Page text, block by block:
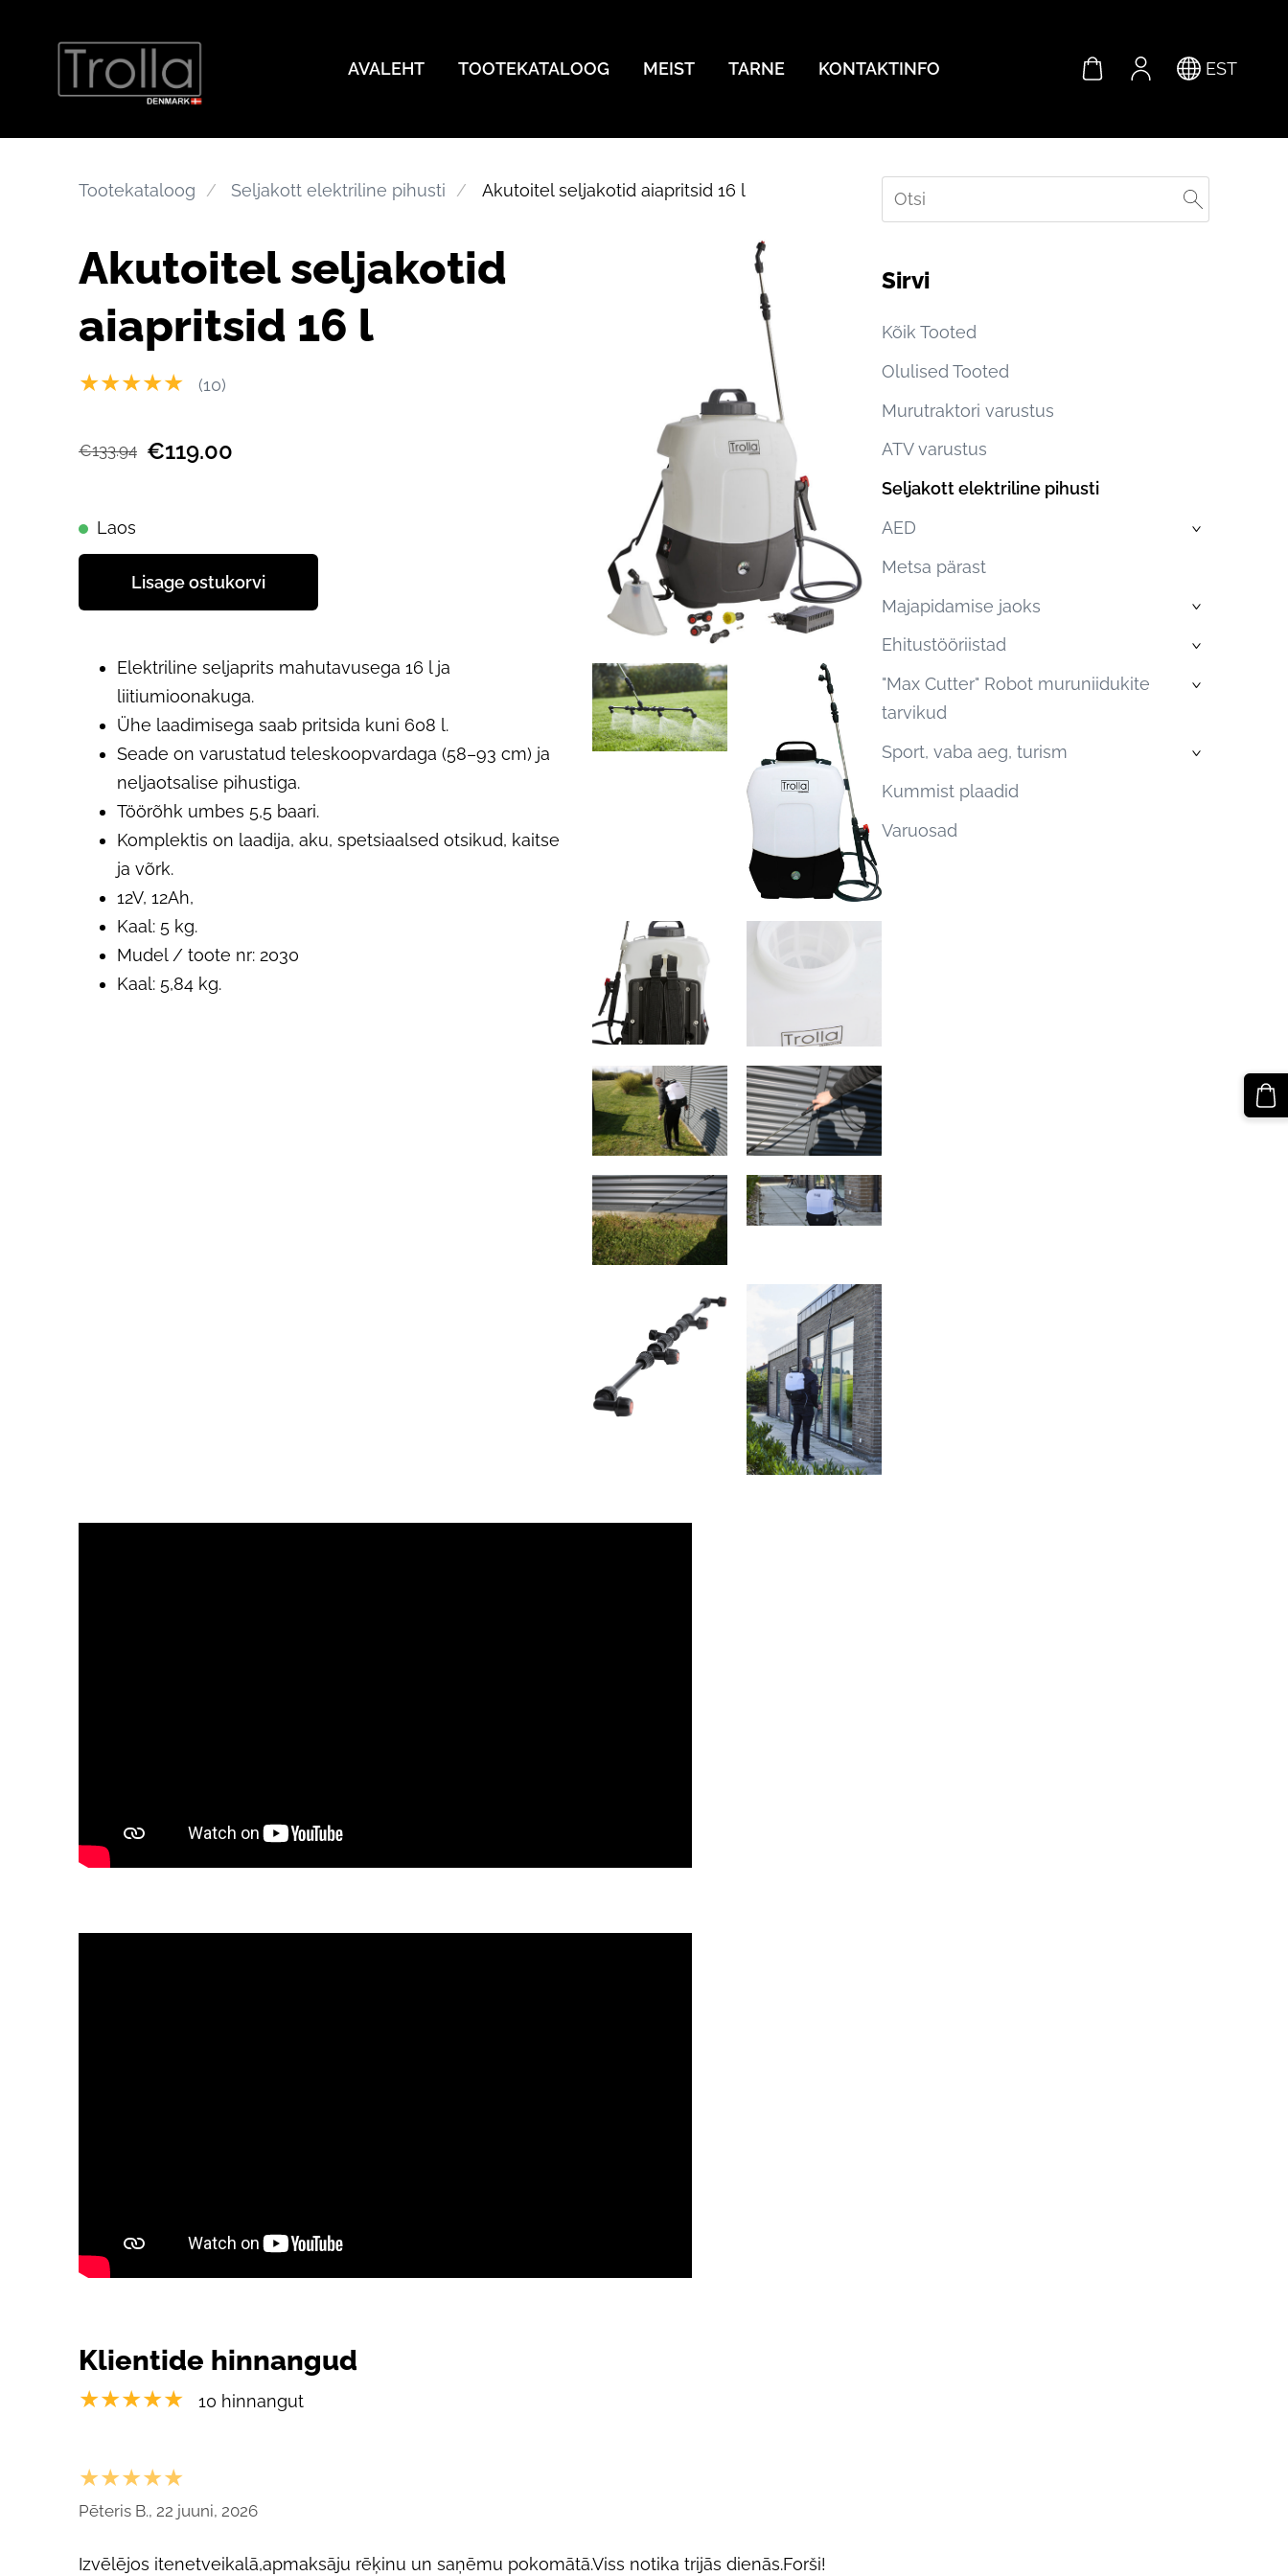
AVALEHT TOOTEKATALOOG MEIST TARNE KONTAKTINFO EST
Sirvi
Kõik Tooted
Olulised Tooted
Murutraktori varustus
ATV varustus
Seljakott elektriline pihusti
AED
›
Metsa pärast
Majapidamise jaoks
›
Ehitustööriistad ›
"Max Cutter" Robot muruniidukite
tarvikud
›
Sport, vaba aeg, turism ›
Kummist plaadid
Varuosad
Tootekataloog Seljakott elektriline pihusti Akutoitel seljakotid aiapritsid 16 l
Akutoitel seljakotid
aiapritsid 16 l
★★★★★ (10)
€133.94 €119.00
Laos
Lisage ostukorvi
Elektriline seljaprits mahutavusega 16 l ja
liitiumioonakuga.
Ühe laadimisega saab pritsida kuni 608 l.
Seade on varustatud teleskoopvardaga (58–93 cm) ja
neljaotsalise pihustiga.
Töörõhk umbes 5,5 baari.
Komplektis on laadija, aku, spetsiaalsed otsikud, kaitse
ja võrk.
12V, 12Ah,
Kaal: 5 kg.
Mudel / toote nr: 2030
Kaal: 5,84 kg.
Klientide hinnangud
★★★★★ 10 hinnangut
★★★★★
Pēteris B., 22 juuni, 2026
Izvēlējos itenetveikalā,apmaksāju rēķinu un saņēmu pokomātā.Viss notika trijās dienās.Forši!